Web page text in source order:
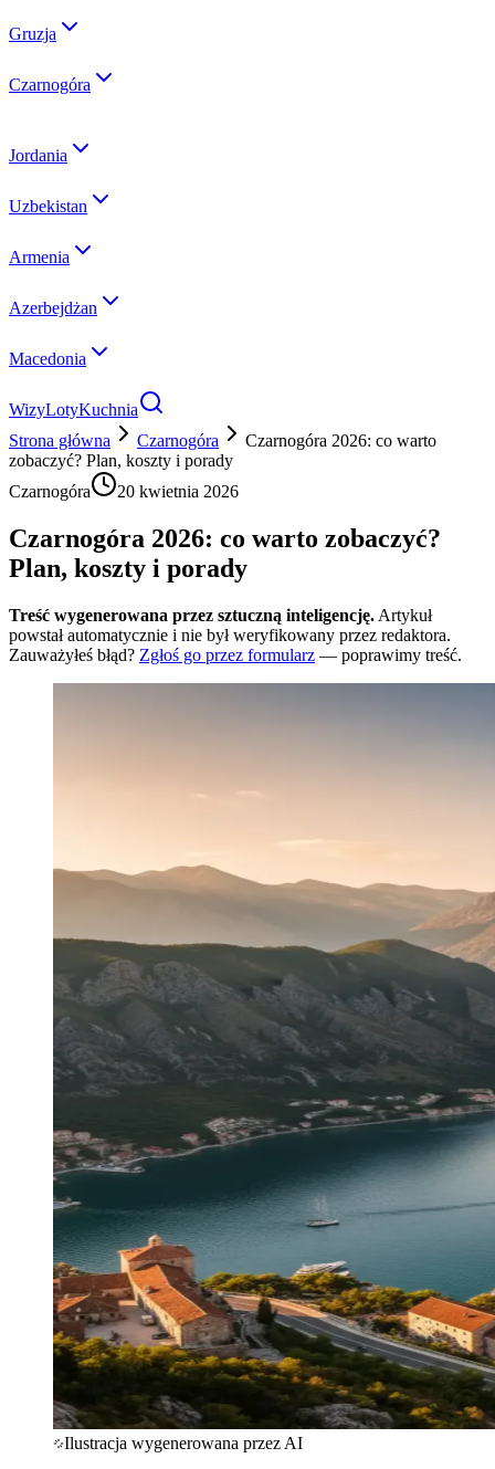
Gruzja
Czarnogóra
Jordania
Uzbekistan
Armenia
Azerbejdżan
Macedonia
WizyLotyKuchnia
Strona główna
Czarnogóra
Czarnogóra 2026: co warto
zobaczyć? Plan, koszty i porady
Czarnogóra
20 kwietnia 2026
Czarnogóra 2026: co warto zobaczyć?
Plan, koszty i porady
Treść wygenerowana przez sztuczną inteligencję. Artykuł
powstał automatycznie i nie był weryfikowany przez redaktora.
Zauważyłeś błąd? Zgłoś go przez formularz — poprawimy treść.
Ilustracja wygenerowana przez AI